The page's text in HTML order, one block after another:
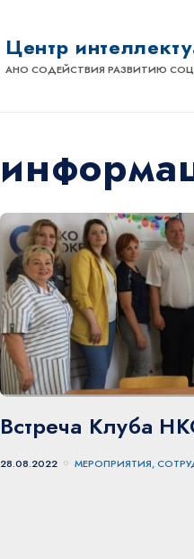
Центр
АНО СОДЕЙСТВИЯ РАЗВИТИЮ
Встреча Клуба
28.08.2022 МЕРОПРИЯТИЯ,